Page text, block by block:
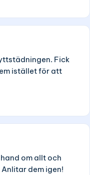
Fick
istället för att
om allt och
dem igen!